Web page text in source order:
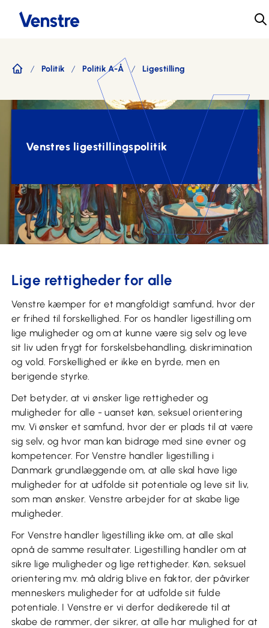
Politik Politik A-Å Ligestilling
Venstres ligestillingspolitik
Lige rettigheder for alle
Venstre kæmper for et mangfoldigt samfund, hvor der
er frihed til forskellighed. For os handler ligestilling om
lige muligheder og om at kunne være sig selv og leve
sit liv uden frygt for forskelsbehandling, diskrimination
og vold. Forskellighed er ikke en byrde, men en
berigende styrke.
Det betyder, at vi ønsker lige rettigheder og
muligheder for alle - uanset køn, seksuel orientering
mv. Vi ønsker et samfund, hvor der er plads til at være
sig selv, og hvor man kan bidrage med sine evner og
kompetencer. For Venstre handler ligestilling i
Danmark grundlæggende om, at alle skal have lige
muligheder for at udfolde sit potentiale og leve sit liv,
som man ønsker. Venstre arbejder for at skabe lige
muligheder.
For Venstre handler ligestilling ikke om, at alle skal
opnå de samme resultater. Ligestilling handler om at
sikre lige muligheder og lige rettigheder. Køn, seksuel
orientering mv. må aldrig blive en faktor, der påvirker
menneskers muligheder for at udfolde sit fulde
potentiale. I Venstre er vi derfor dedikerede til at
skabe de rammer, der sikrer, at alle har mulighed for at